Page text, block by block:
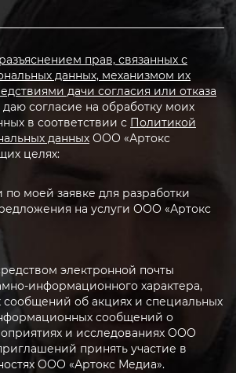
разъяснением прав, связанных с
данных, механизмом их
дачи согласия или отказа
даю согласие на обработку моих
в соответствии с Политикой
данных ООО «Артокс
целях:
моей заявке для разработки
на услуги ООО «Артокс
электронной почты
информационного характера,
об акциях и специальных
сообщений о
и исследованиях ООО
принять участие в
ООО «Артокс Медиа».